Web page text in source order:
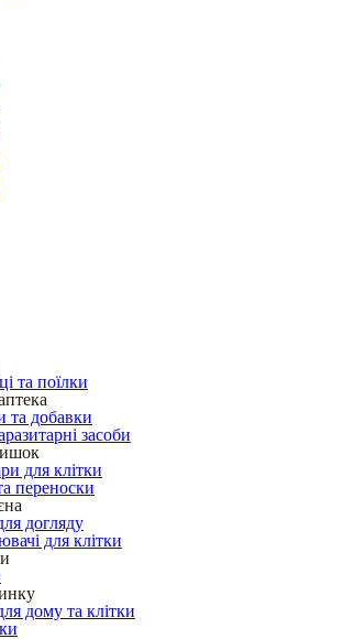
та поїлки
та добавки
засоби
для клітки
переноски
догляду
для клітки
дому та клітки